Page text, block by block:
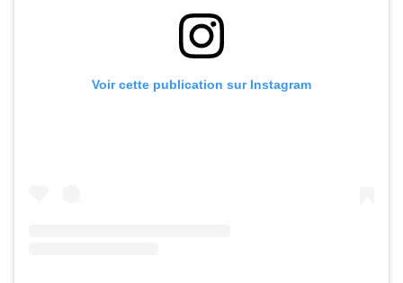
Voir cette publication sur Instagram